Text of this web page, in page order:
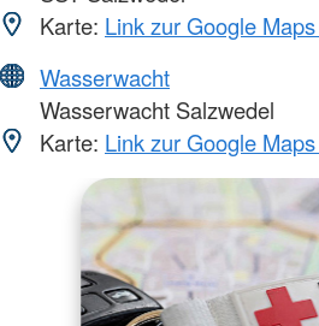
Karte: Link zur Google
Wasserwacht
Wasserwacht Salzwedel
Karte: Link zur Google